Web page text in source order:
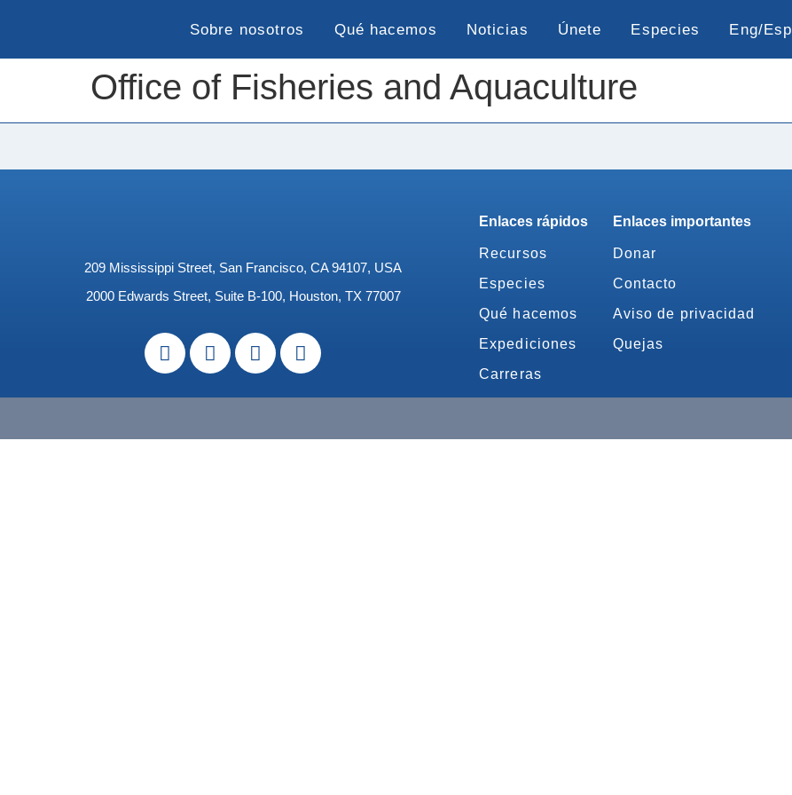
Sobre nosotros Qué hacemos Noticias Únete Especies Eng/Esp
Office of Fisheries and Aquaculture
209 Mississippi Street, San Francisco, CA 94107, USA
2000 Edwards Street, Suite B-100, Houston, TX 77007
Enlaces rápidos
Recursos
Especies
Qué hacemos
Expediciones
Carreras
Enlaces importantes
Donar
Contacto
Aviso de privacidad
Quejas